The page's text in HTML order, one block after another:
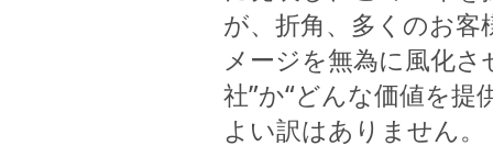
が、折角、多くのお
メージを無為に風化
社”か“どんな価値を
よい訳はありません。